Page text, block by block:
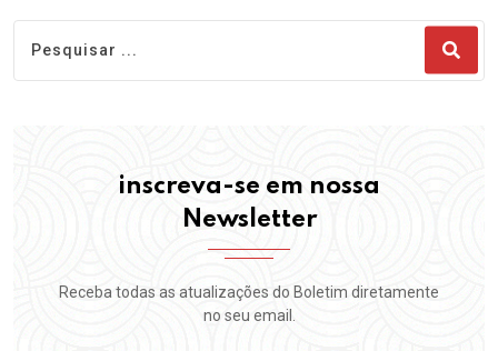
inscreva-se em nossa
Newsletter
Receba todas as atualizações do Boletim diretamente
no seu email.